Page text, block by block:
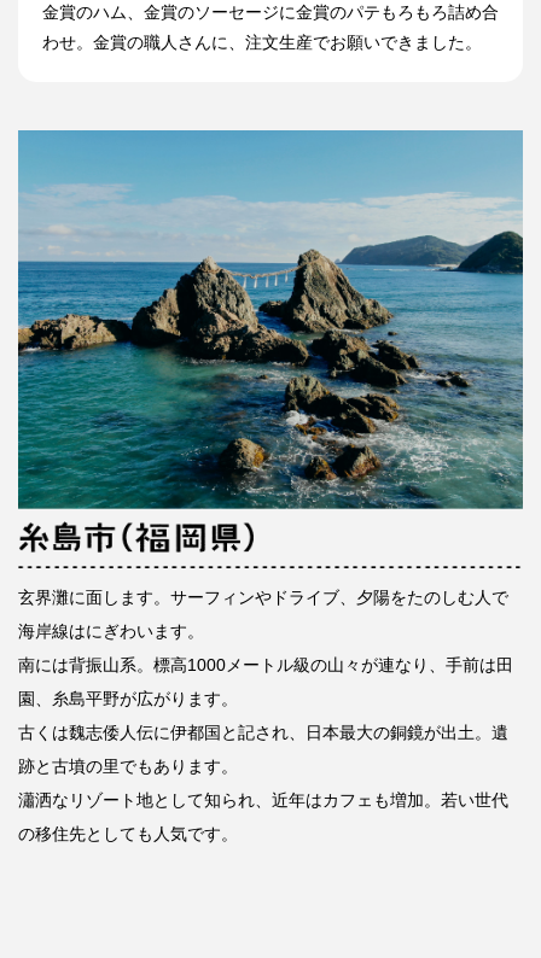
金賞のハム、金賞のソーセージに金賞のパテもろもろ詰め合
わせ。金賞の職人さんに、注文生産でお願いできました。
玄界灘に面します。サーフィンやドライブ、夕陽をたのしむ人で
海岸線はにぎわいます。
南には背振山系。標高1000メートル級の山々が連なり、手前は田
園、糸島平野が広がります。
古くは魏志倭人伝に伊都国と記され、日本最大の銅鏡が出土。遺
跡と古墳の里でもあります。
瀟洒なリゾート地として知られ、近年はカフェも増加。若い世代
の移住先としても人気です。